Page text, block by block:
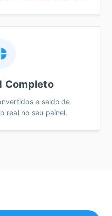
Completo
e saldo de
real no seu painel.